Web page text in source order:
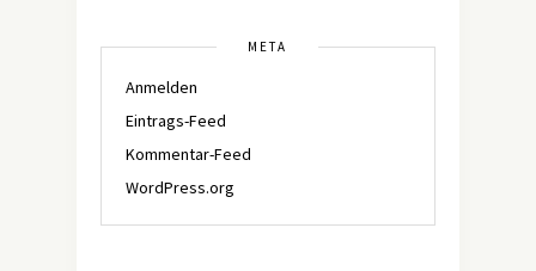
META
Anmelden
Eintrags-Feed
Kommentar-Feed
WordPress.org